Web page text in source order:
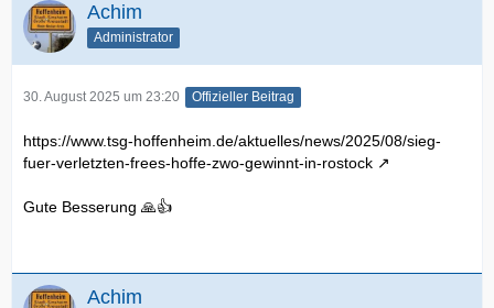
Achim
Administrator
30. August 2025 um 23:20 Offizieller Beitrag
https://www.tsg-hoffenheim.de/aktuelles/news/2025/08/sieg-
fuer-verletzten-frees-hoffe-zwo-gewinnt-in-rostock
Gute Besserung 🙏👍
Achim